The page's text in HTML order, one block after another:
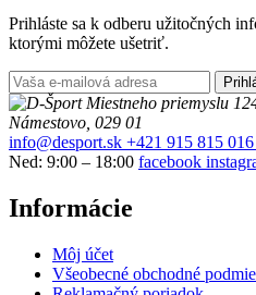
Prihláste sa k odberu užitočných
ktorými môžete ušetriť.
Miestneho priemyslu
Námestovo, 029 01
info@desport.sk +421 915 815 016
Ned: 9:00 – 18:00 facebook
Informácie
Môj účet
Všeobecné obchodné